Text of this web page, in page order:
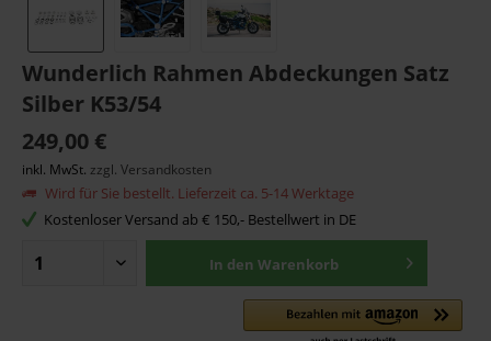
Wunderlich Rahmen Abdeckungen Satz
Silber K53/54
249,00 €
inkl. MwSt. zzgl. Versandkosten
Wird für Sie bestellt. Lieferzeit ca. 5-14 Werktage
Kostenloser Versand ab € 150,- Bestellwert in DE
In den Warenkorb